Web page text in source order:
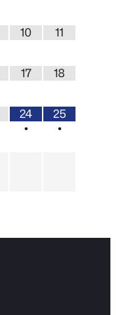
10 11
17 18
24
•
25
•